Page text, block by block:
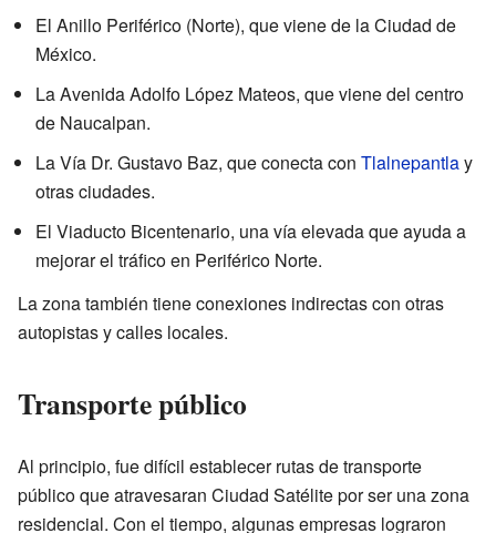
El Anillo Periférico (Norte), que viene de la Ciudad de
México.
La Avenida Adolfo López Mateos, que viene del centro
de Naucalpan.
La Vía Dr. Gustavo Baz, que conecta con Tlalnepantlay
otras ciudades.
El Viaducto Bicentenario, una vía elevada que ayuda a
mejorar el tráfico en Periférico Norte.
La zona también tiene conexiones indirectas con otras
autopistas y calles locales.
Transporte público
Al principio, fue difícil establecer rutas de transporte
público que atravesaran Ciudad Satélite por ser una zona
residencial. Con el tiempo, algunas empresas lograron